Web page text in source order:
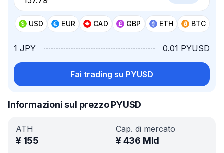
USD EUR CAD GBP ETH BTC
1 JPY 0.01 PYUSD
Fai trading su PYUSD
Informazioni sul prezzo PYUSD
ATH
¥ 155
Cap. di mercato
¥436 Mld